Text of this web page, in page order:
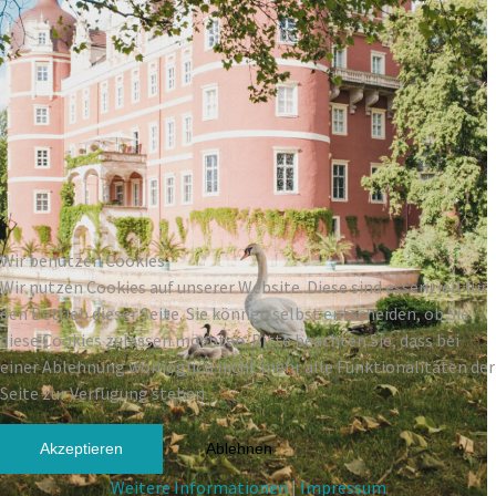
Wir benutzen Cookies
Wir nutzen Cookies auf unserer Website. Diese sind essenziell für
den Betrieb dieser Seite. Sie können selbst entscheiden, ob Sie
diese Cookies zulassen möchten. Bitte beachten Sie, dass bei
einer Ablehnung womöglich nicht mehr alle Funktionalitäten der
Seite zur Verfügung stehen.
Akzeptieren Ablehnen
Weitere Informationen|Impressum